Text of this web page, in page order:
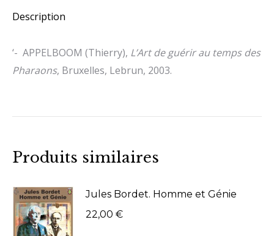
Description
‘- APPELBOOM (Thierry), L’Art de guérir au temps des
Pharaons, Bruxelles, Lebrun, 2003.
Produits similaires
Jules Bordet. Homme et Génie
22,00 €